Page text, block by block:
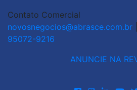
Contato Comercial
novosnegocios@abrasce.com.br
95072-9216
ANUNCIE NA